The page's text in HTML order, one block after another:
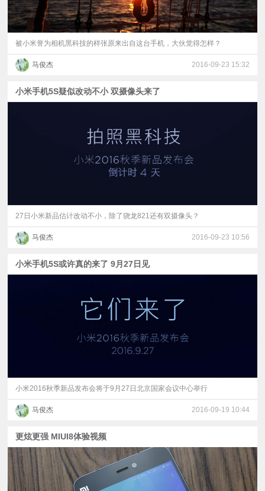
科
普
体
验
被小米誉为相机黑科技的样张原来出自这台手机，大伙觉得怎样？
马俊杰 2016-09-23 15:32
小米手机5S疑似改动不小 双摄像头来了
27日小米新品估计改动不小，除了骁龙821还有双摄像头？
马俊杰 2016-09-23 10:56
小米手机5S或许真的来了 9月27日见
小米2016秋季新品发布会将于9月27日北京国家会议中心举行
马俊杰 2016-09-19 10:44
更炫更强 MIUI8体验视频